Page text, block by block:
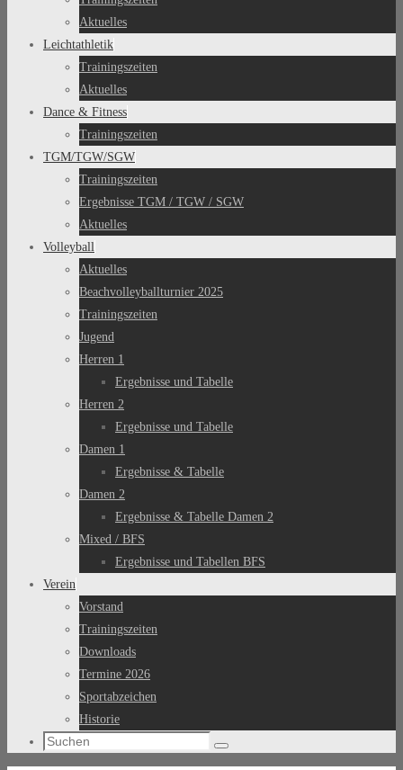
Aktuelles
Leichtathletik
Trainingszeiten
Aktuelles
Dance & Fitness
Trainingszeiten
TGM/TGW/SGW
Trainingszeiten
Ergebnisse TGM / TGW / SGW
Aktuelles
Volleyball
Aktuelles
Beachvolleyballturnier 2025
Trainingszeiten
Jugend
Herren 1
Ergebnisse und Tabelle
Herren 2
Ergebnisse und Tabelle
Damen 1
Ergebnisse & Tabelle
Damen 2
Ergebnisse & Tabelle Damen 2
Mixed / BFS
Ergebnisse und Tabellen BFS
Verein
Vorstand
Trainingszeiten
Downloads
Termine 2026
Sportabzeichen
Historie
Suchen
Suchen